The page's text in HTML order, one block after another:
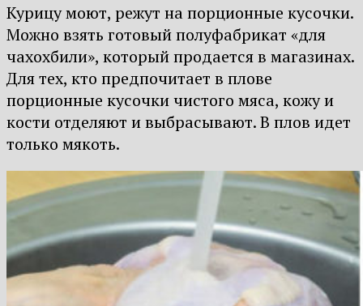
Курицу моют, режут на порционные кусочки.
Можно взять готовый полуфабрикат «для
чахохбили», который продается в магазинах.
Для тех, кто предпочитает в плове
порционные кусочки чистого мяса, кожу и
кости отделяют и выбрасывают. В плов идет
только мякоть.